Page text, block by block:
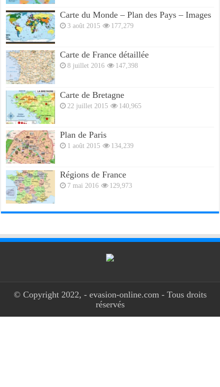
Carte du Monde – Plan des Pays – Images
3 août 2015 177,279
Carte de France détaillée
8 juillet 2016 147,398
Carte de Bretagne
22 juillet 2015 140,965
Plan de Paris
1 août 2015 134,239
Régions de France
7 mai 2016 129,973
© Copyright 2022, - evasion-online.com - Tous droits
réservés